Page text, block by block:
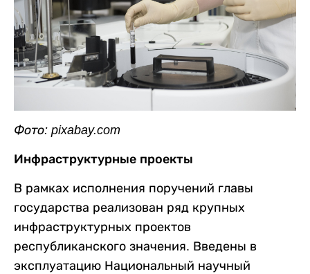
Фото: pixabay.com
Инфраструктурные проекты
В рамках исполнения поручений главы
государства реализован ряд крупных
инфраструктурных проектов
республиканского значения. Введены в
эксплуатацию Национальный научный